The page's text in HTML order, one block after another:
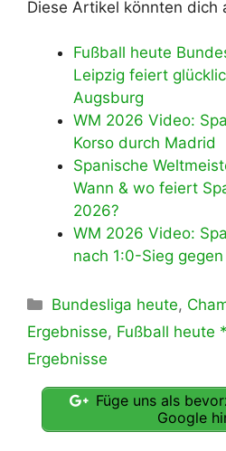
Diese Artikel könnten dich
Fußball heute
Leipzig feiert
Augsburg
WM 2026 Video:
Korso durch Madrid
Spanische
Wann & wo feiert
2026?
WM 2026 Video:
nach 1:0-Sieg
Kategorien
Bundesliga heute,
Ergebnisse, Fußball heute
Ergebnisse
Füge uns als
Google